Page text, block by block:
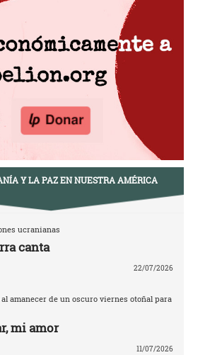
Y LA PAZ EN NUESTRA AMÉRICA
ucranianas
canta
22/07/2026
amanecer de un oscuro viernes otoñal para
mi amor
11/07/2026